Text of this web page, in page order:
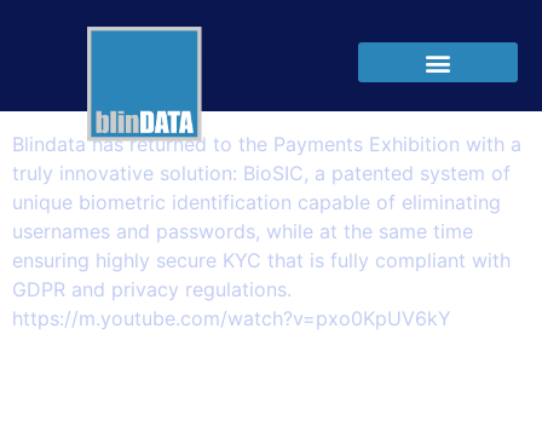
BioSIC and the Swiss Mobile Banking
Blindata has returned to the Payments Exhibition with a
truly innovative solution: BioSIC, a patented system of
unique biometric identification capable of eliminating
usernames and passwords, while at the same time
ensuring highly secure KYC that is fully compliant with
GDPR and privacy regulations.
https://m.youtube.com/watch?v=pxo0KpUV6kY